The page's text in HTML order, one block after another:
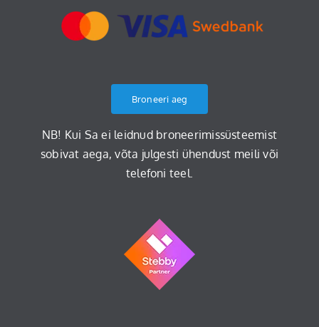
Broneeri aeg
NB! Kui Sa ei leidnud broneerimissüsteemist
sobivat aega, võta julgesti ühendust meili või
telefoni teel.